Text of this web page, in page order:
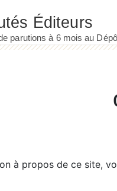
à propos de ce site,